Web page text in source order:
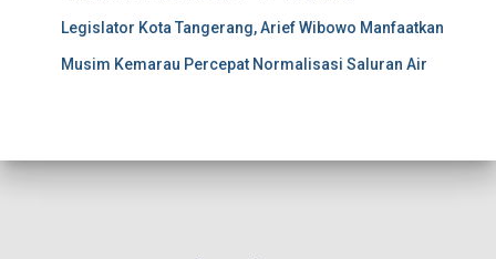
Legislator Kota Tangerang, Arief Wibowo Manfaatkan
Musim Kemarau Percepat Normalisasi Saluran Air